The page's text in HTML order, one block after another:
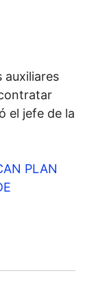
auxiliares
el jefe de la
PLAN